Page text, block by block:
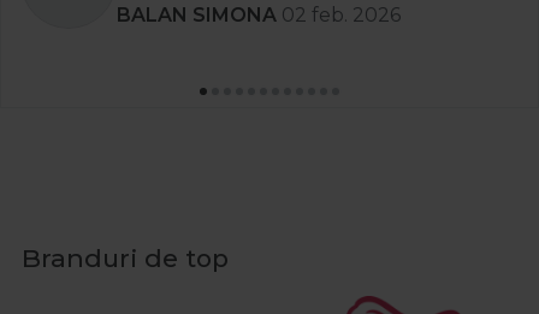
Stanciu Aura Andreea
Branduri de top